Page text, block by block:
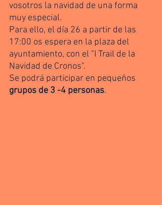
vosotros la navidad de una forma
muy especial.
Para ello, el día 26 a partir de las
17:00 os espera en la plaza del
ayuntamiento, con el "I Trail de la
Navidad de Cronos".
Se podrá participar en pequeños
grupos de 3 -4 personas.